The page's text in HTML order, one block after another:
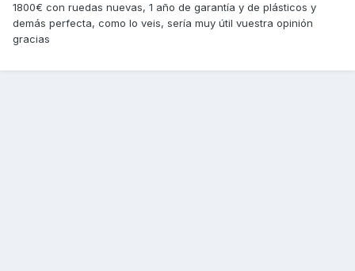
1800€ con ruedas nuevas, 1 año de garantía y de plásticos y
demás perfecta, como lo veis, sería muy útil vuestra opinión
gracias